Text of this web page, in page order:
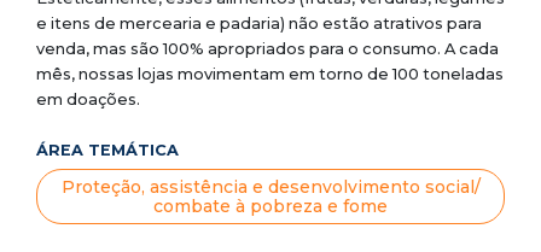
e itens de mercearia e padaria) não estão atrativos para
venda, mas são 100% apropriados para o consumo. A cada
mês, nossas lojas movimentam em torno de 100 toneladas
em doações.
ÁREA TEMÁTICA
Proteção, assistência e desenvolvimento social/
combate à pobreza e fome